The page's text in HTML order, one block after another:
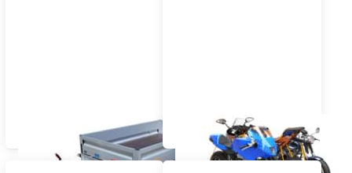
Kastenanhänger Motorradanhänger